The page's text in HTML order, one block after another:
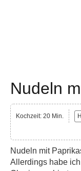
Nudeln
Kochzeit: 20 Min.
Nudeln mit
Allerdings habe